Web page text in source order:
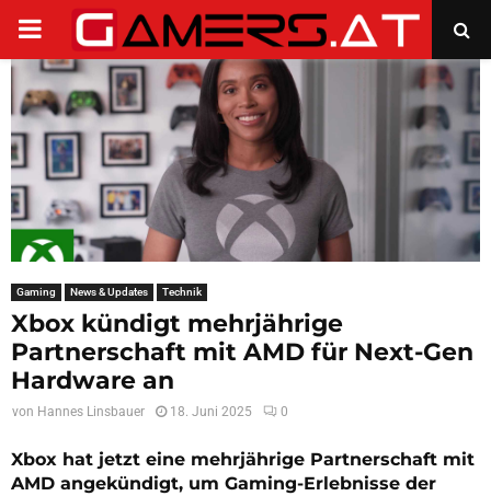
PRIMARY
MENU
Gaming News & Updates Technik
Xbox kündigt mehrjährige
Partnerschaft mit AMD für Next-Gen
Hardware an
von Hannes Linsbauer 18. Juni 2025 0
Xbox hat jetzt eine mehrjährige Partnerschaft mit
AMD angekündigt, um Gaming-Erlebnisse der